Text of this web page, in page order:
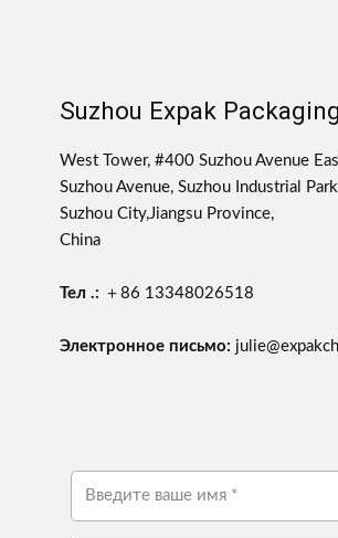
Suzhou Expak
West Tower, #400 Suzhou Avenue
Suzhou Avenue, Suzhou Industrial
Suzhou City,Jiangsu Province,
China
Тел .: ＋86 13348026518
Электронное письмо: